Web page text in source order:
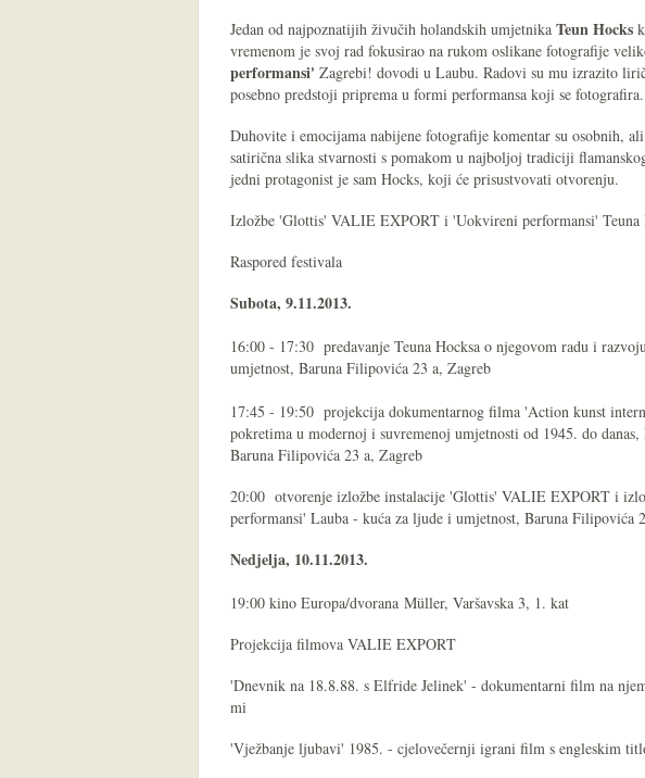
Jedan od najpoznatijih živučih holandskih umjetnika Teun Hocks
vremenom je svoj rad fokusirao na rukom oslikane fotografije
performansi' Zagrebi! dovodi u Laubu. Radovi su mu izrazito
posebno predstoji priprema u formi performansa koji se fotografira.
Duhovite i emocijama nabijene fotografije komentar su osobnih,
satirična slika stvarnosti s pomakom u najboljoj tradiciji
jedni protagonist je sam Hocks, koji će prisustvovati otvorenju.
Izložbe 'Glottis' VALIE EXPORT i 'Uokvireni performansi' Teuna
Raspored festivala
Subota, 9.11.2013.
16:00 - 17:30 predavanje Teuna Hocksa o njegovom radu i
umjetnost, Baruna Filipovića 23 a, Zagreb
17:45 - 19:50 projekcija dokumentarnog filma 'Action kunst
pokretima u modernoj i suvremenoj umjetnosti od 1945. do
Baruna Filipovića 23 a, Zagreb
20:00 otvorenje izložbe instalacije 'Glottis' VALIE EXPORT i
performansi' Lauba - kuća za ljude i umjetnost, Baruna Filipovića
Nedjelja, 10.11.2013.
19:00 kino Europa/dvorana Müller, Varšavska 3, 1. kat
Projekcija filmova VALIE EXPORT
'Dnevnik na 18.8.88. s Elfride Jelinek' - dokumentarni film na
mi
'Vježbanje ljubavi' 1985. - cjelovečernji igrani film s engleskim